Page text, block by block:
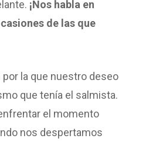
¡Nos habla en
de las que
por la que nuestro deseo
que tenía el salmista.
el momento
nos despertamos